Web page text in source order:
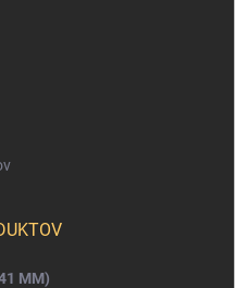
MM)